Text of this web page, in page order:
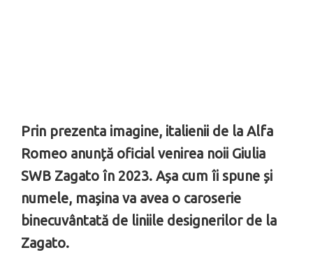
Prin prezenta imagine, italienii de la Alfa
Romeo anunță oficial venirea noii Giulia
SWB Zagato în 2023. Așa cum îi spune și
numele, mașina va avea o caroserie
binecuvântată de liniile designerilor de la
Zagato.